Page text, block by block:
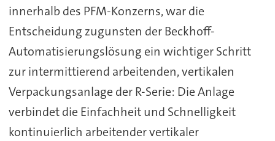
innerhalb des PFM-Konzerns, war die
Entscheidung zugunsten der Beckhoff-
Automatisierungslösung ein wichtiger Schritt
zur intermittierend arbeitenden, vertikalen
Verpackungsanlage der R-Serie: Die Anlage
verbindet die Einfachheit und Schnelligkeit
kontinuierlich arbeitender vertikaler